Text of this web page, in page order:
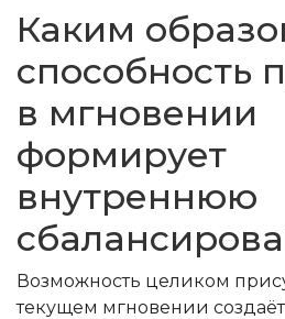
Каким
способность
в мгновении
формирует
внутреннюю
Возможность целиком
текущем мгновении